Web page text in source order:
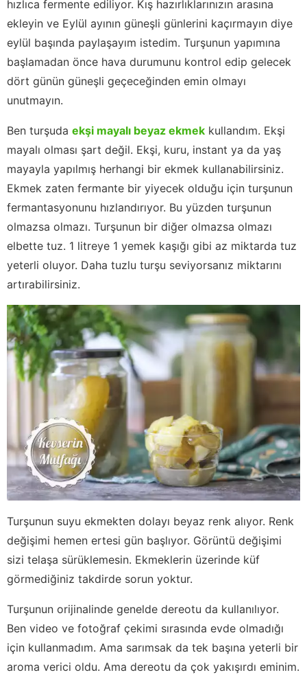
hızlıca fermente ediliyor. Kış hazırlıklarınızın arasına
ekleyin ve Eylül ayının güneşli günlerini kaçırmayın diye
eylül başında paylaşayım istedim. Turşunun yapımına
başlamadan önce hava durumunu kontrol edip gelecek
dört günün güneşli geçeceğinden emin olmayı
unutmayın.
Ben turşuda ekşi mayalı beyaz ekmek kullandım. Ekşi
mayalı olması şart değil. Ekşi, kuru, instant ya da yaş
mayayla yapılmış herhangi bir ekmek kullanabilirsiniz.
Ekmek zaten fermante bir yiyecek olduğu için turşunun
fermantasyonunu hızlandırıyor. Bu yüzden turşunun
olmazsa olmazı. Turşunun bir diğer olmazsa olmazı
elbette tuz. 1 litreye 1 yemek kaşığı gibi az miktarda tuz
yeterli oluyor. Daha tuzlu turşu seviyorsanız miktarını
artırabilirsiniz.
Turşunun suyu ekmekten dolayı beyaz renk alıyor. Renk
değişimi hemen ertesi gün başlıyor. Görüntü değişimi
sizi telaşa sürüklemesin. Ekmeklerin üzerinde küf
görmediğiniz takdirde sorun yoktur.
Turşunun orijinalinde genelde dereotu da kullanılıyor.
Ben video ve fotoğraf çekimi sırasında evde olmadığı
için kullanmadım. Ama sarımsak da tek başına yeterli bir
aroma verici oldu. Ama dereotu da çok yakışırdı eminim.